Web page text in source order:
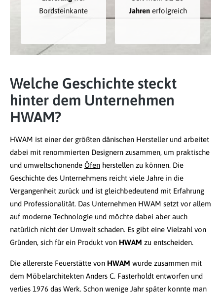
Bordsteinkante
Jahrenerfolgreich
Welche Geschichte steckt
hinter dem Unternehmen
HWAM?
HWAM ist einer der größten dänischen Hersteller und arbeitet
dabei mit renommierten Designern zusammen, um praktische
und umweltschonende Öfen herstellen zu können. Die
Geschichte des Unternehmens reicht viele Jahre in die
Vergangenheit zurück und ist gleichbedeutend mit Erfahrung
und Professionalität. Das Unternehmen HWAM setzt vor allem
auf moderne Technologie und möchte dabei aber auch
natürlich nicht der Umwelt schaden. Es gibt eine Vielzahl von
Gründen, sich für ein Produkt von HWAM zu entscheiden.
Die allererste Feuerstätte von HWAM wurde zusammen mit
dem Möbelarchitekten Anders C. Fasterholdt entworfen und
verlies 1976 das Werk. Schon wenige Jahr später konnte man